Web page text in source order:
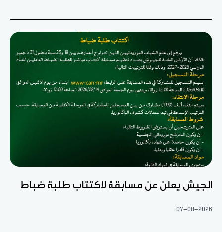
الجيش يعلن عن مسابقة لاكتتاب طلبة ضباط
07-08-2026